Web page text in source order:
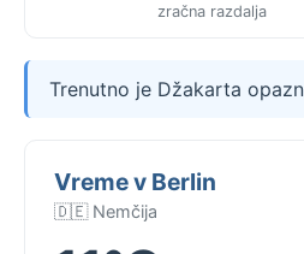
zračna razdalja
Trenutno je Džakarta
Vreme v Berlin
🇩🇪 Nemčija